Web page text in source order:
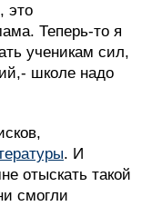
это
Теперь-то я
ученикам сил,
школе надо
. И
отыскать такой
смогли